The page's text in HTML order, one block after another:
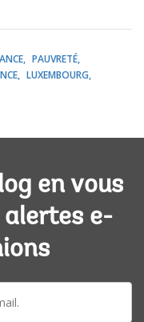
PAUVRETÉ
LUXEMBOURG
en vous
e-